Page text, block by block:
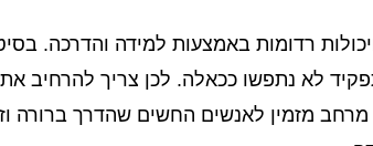
רדומות באמצעות למידה והדרכה.
לא נתפשו ככאלה. לכן צריך להרחיב
מזמין לאנשים החשים שהדרך ברורה